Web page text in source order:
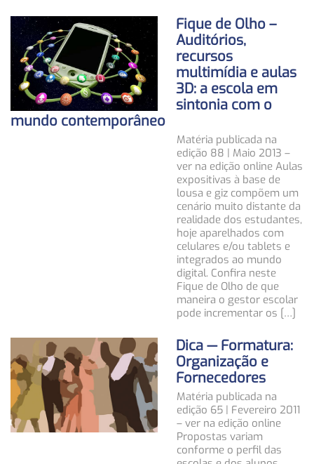
Fique de Olho –
Auditórios,
recursos
multimídia e aulas
3D: a escola em
sintonia com o
mundo contemporâneo
Matéria publicada na
edição 88 | Maio 2013 –
ver na edição online Aulas
expositivas à base de
lousa e giz compõem um
cenário muito distante da
realidade dos estudantes,
hoje aparelhados com
celulares e/ou tablets e
integrados ao mundo
digital. Confira neste
Fique de Olho de que
maneira o gestor escolar
pode incrementar os […]
Dica — Formatura:
Organização e
Fornecedores
Matéria publicada na
edição 65 | Fevereiro 2011
– ver na edição online
Propostas variam
conforme o perfil das